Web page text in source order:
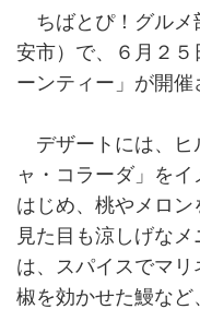
ちばとぴ！グルメ
安市）で、６月２５
ーンティー」が開催
デザートには、ヒ
ャ・コラーダ」を
はじめ、桃やメロン
見た目も涼しげな
は、スパイスでマ
椒を効かせた鰻な